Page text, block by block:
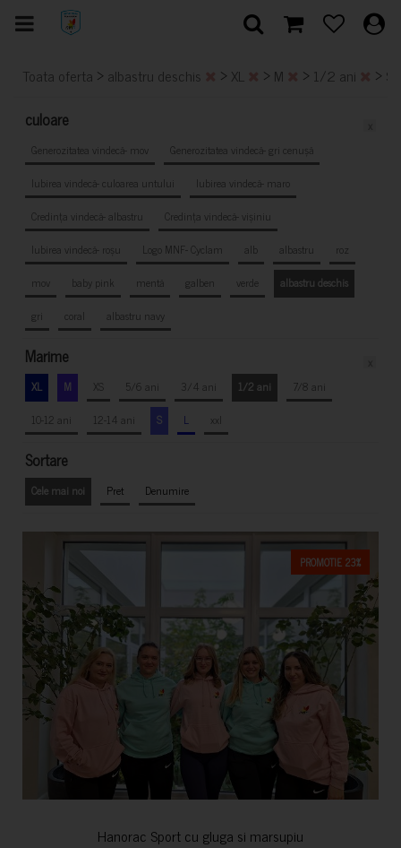
Toata oferta > albastru deschis > XL > M > 1/2 ani > S
culoare
Generozitatea vindecă- mov
Generozitatea vindecă- gri cenușă
Iubirea vindecă- culoarea untului
Iubirea vindecă- maro
Credința vindecă- albastru
Credința vindecă- vișiniu
Iubirea vindecă- roșu
Logo MNF- Cyclam alb albastru
roz
mov
baby pink mentă galben verde
albastru deschis
gri
coral albastru navy
Marime
XL M XS 5/6 ani 3/4 ani 1/2 ani
7/8 ani
10-12 ani
12-14 ani S L xxl
Sortare
Cele mai noi Pret Denumire
PROMOTIE 23%
Hanorac Sport cu gluga si marsupiu